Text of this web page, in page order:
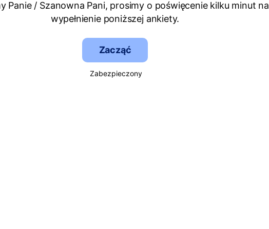
Panie / Szanowna Pani, prosimy o poświęcenie kilku minut na
wypełnienie poniższej ankiety.
Zacząć
Zabezpieczony